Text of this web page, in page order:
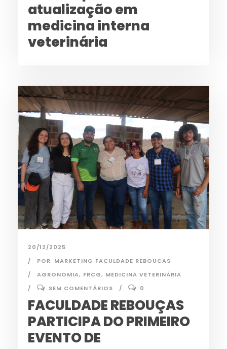
atualização em
medicina interna
veterinária
20/12/2025
POR MARKETING FACULDADE REBOUCAS
AGRONOMIA, FRCG, MEDICINA VETERINÁRIA
SEM COMENTÁRIOS
0
FACULDADE REBOUÇAS
PARTICIPA DO PRIMEIRO
EVENTO DE